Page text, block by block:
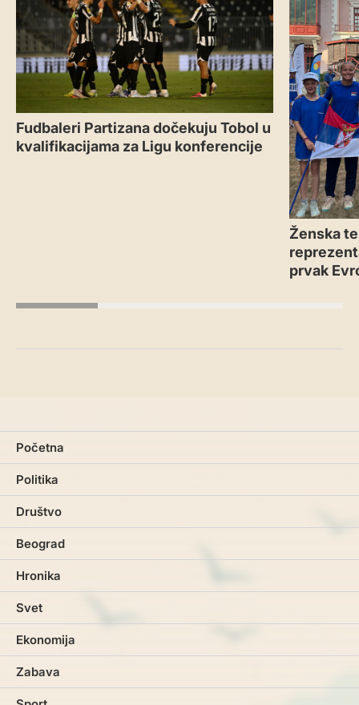
Fudbaleri Partizana dočekuju Tobol u
kvalifikacijama za Ligu konferencije
Ženska
prvak
Početna
Politika
Društvo
Beograd
Hronika
Svet
Ekonomija
Zabava